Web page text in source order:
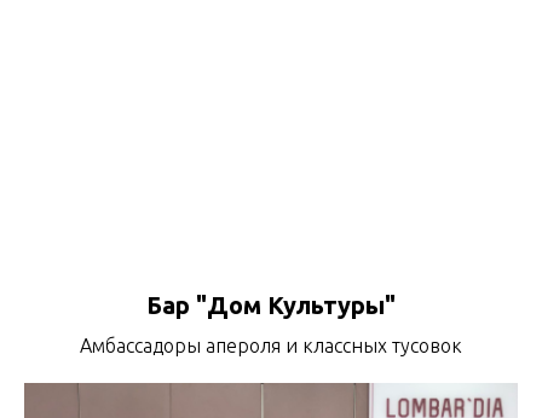
Бар "Дом Культуры"
Амбассадоры апероля и классных тусовок